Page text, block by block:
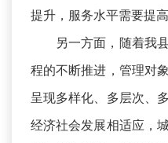
提升，服务水平需要提高
另一方面，随着我
程的不断推进，管理对
呈现多样化、多层次、
经济社会发展相适应，